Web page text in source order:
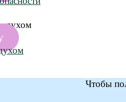
Чтобы